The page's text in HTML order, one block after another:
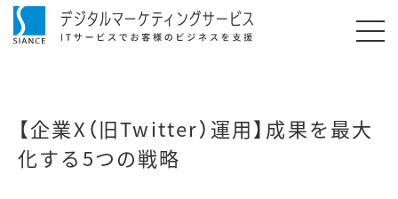
【企業X（旧Twitter）運用】成果を最大
化する5つの戦略